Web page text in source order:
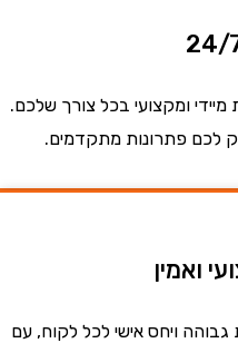
ומקצועי בכל צורך שלכם.
פתרונות מתקדמים.
ויחס אישי לכל לקוח, עם